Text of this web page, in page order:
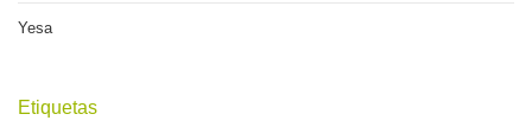
Yesa
Etiquetas